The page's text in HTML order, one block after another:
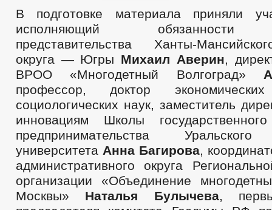
В подготовке материала приняли
исполняющий обязанности
представительства Ханты-
округа — Югры Михаил Аверин,
ВРОО «Многодетный Волгоград»
профессор, доктор
социологических наук, заместитель
инновациям Школы
предпринимательства
университета Анна Багирова,
административного округа
организации «Объединение
Москвы» Наталья Булычева,